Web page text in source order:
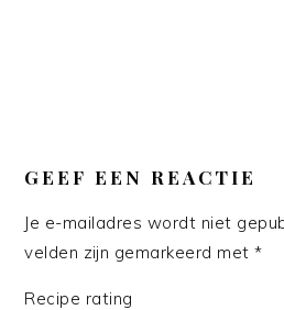
GEEF EEN REACTIE
Je e-mailadres wordt niet
velden zijn gemarkeerd met*
Recipe rating